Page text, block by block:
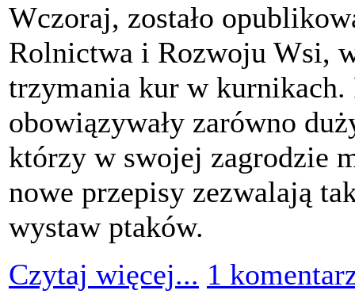
Wczoraj, zostało
Rolnictwa i Rozwoju Wsi,
trzymania kur w
obowiązywały zarówno
którzy w swojej zagrodzie
nowe przepisy zezwalają
wystaw ptaków.
Czytaj więcej... 1